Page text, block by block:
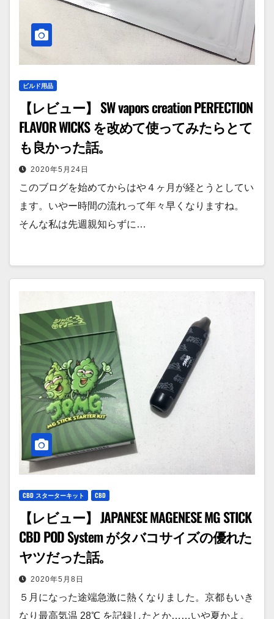
ビルド用品
【レビュー】 SW vapors creation PERFECTION
FLAVOR WICKS を改めて使ってみたらとて
も良かった話。
2020年5月24日
このブログを始めてからはや４ヶ月が経とうとしてい
ます。いやー時間の流れって年々早くなりますね。
そんな私は先週親知らずに…
CBD スターターキット CBD
【レビュー】 JAPANESE MAGENESE MG STICK
CBD POD System がタバコサイズの優れた
ヤツだった話。
2020年5月8日
５月になった途端急激に熱くなりました。京都もいき
なり最高気温 28℃ を記録したとか……いや夏かよ。